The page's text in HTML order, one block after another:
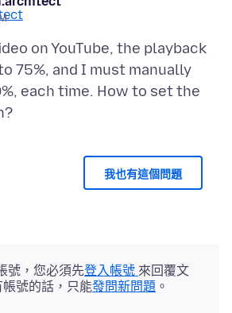
on YouTube, the playback
75%, and I must manually
each time. How to set the
我也有這個問題
號，您必須先登入帳號 來回覆文
號的話，只能發問新問題 。